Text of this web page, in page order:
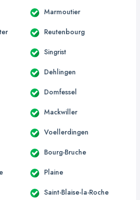
Marmoutier
Reutenbourg
Singrist
Dehlingen
Domfessel
Mackwiller
Voellerdingen
Bourg-Bruche
Plaine
Saint-Blaise-la-Roche